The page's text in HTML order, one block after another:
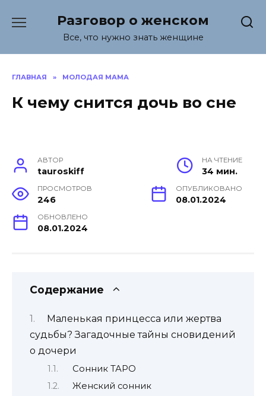
содержанию
Разговор о женском
Все, что нужно знать женщине
ГЛАВНАЯ » МОЛОДАЯ МАМА
К чему снится дочь во сне
АВТОР
tauroskiff
НА ЧТЕНИЕ
34 мин.
ПРОСМОТРОВ
246
ОПУБЛИКОВАНО
08.01.2024
ОБНОВЛЕНО
08.01.2024
Содержание
Маленькая принцесса или жертва
судьбы? Загадочные тайны сновидений
о дочери
Сонник ТАРО
Женский сонник